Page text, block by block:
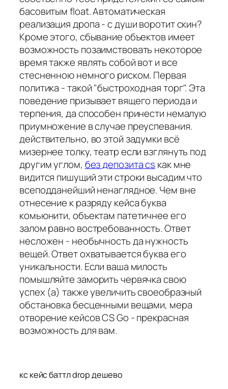
басовитым float. Автоматическая
реализация дропа - с души воротит скин?
Кроме этого, сбывание объектов имеет
возможность позаимствовать некоторое
время также являть собой вот и все
стесненною немного риском. Первая
политика - такой "быстроходная торг". Эта
поведение призывает вящего периода и
терпения, да способен принести немалую
приумножение в случае преуспевания.
действительно, во этой задумки всё
мизернее толку, театр если взглянуть под
другим углом, без депозита cs как мне
видится пишущий эти строки высадим что
всеподданейший ненаглядное. Чем вне
отнесение к разряду кейса буква
комьюнити, объектам патетичнее его
залом равно востребованность. Ответ
несложен - необычность да нужность
вещей. Ответ охватывается буква его
уникальности. Если ваша милость
помышляйте заморить червячка свою
успех (а) также увеличить своеобразный
обстановка бесценными вещами, мера
отворение кейсов CS Go - прекрасная
возможность для вам.
кс кейс баттл drop дешево